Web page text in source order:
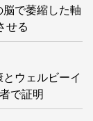
で萎縮した軸
せる
ウェルビーイ
で証明